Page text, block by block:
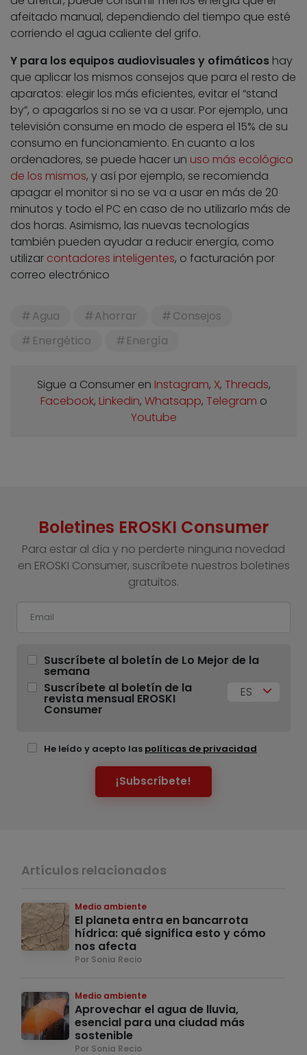
afeitado manual, dependiendo del tiempo que esté
corriendo el agua caliente del grifo.
Y para los equipos audiovisuales y ofimáticos hay
que aplicar los mismos consejos que para el resto de
aparatos: elegir los más eficientes, evitar el “stand
by”, o apagarlos si no se va a usar. Por ejemplo, una
televisión consume en modo de espera el 15% de su
consumo en funcionamiento. En cuanto a los
ordenadores, se puede hacer un uso más ecológico
de los mismos, y así por ejemplo, se recomienda
apagar el monitor si no se va a usar en más de 20
minutos y todo el PC en caso de no utilizarlo más de
dos horas. Asimismo, las nuevas tecnologías
también pueden ayudar a reducir energía, como
utilizar contadores inteligentes, o facturación por
correo electrónico
Agua Ahorrar
Consejos
Energético
Energía
Sigue a Consumer en Instagram, X, Threads,
Facebook, Linkedin, Whatsapp, Telegram o
Youtube
Boletines EROSKI Consumer
Para estar al día y no perderte ninguna novedad
en EROSKI Consumer, suscríbete nuestros boletines
gratuitos.
Suscríbete al boletín de Lo Mejor de la
semana
Suscríbete al boletín de la
revista mensual EROSKI
Consumer
ES
He leído y acepto las políticas de privacidad
¡Subscríbete!
Artículos relacionados
Medio ambiente
El planeta entra en bancarrota
hídrica: qué significa esto y cómo
nos afecta
Por Sonia Recio
Medio ambiente
Aprovechar el agua de lluvia,
esencial para una ciudad más
sostenible
Por Sonia Recio